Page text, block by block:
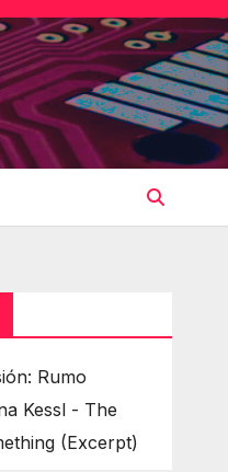
Rumo
Kessl - The
(Excerpt)